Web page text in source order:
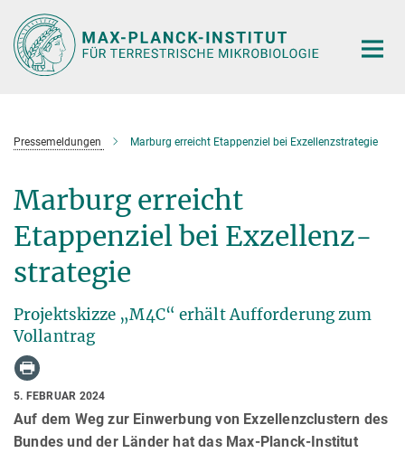
Hauptinhalt
Pressemeldungen Marburg erreicht Etappenziel bei Exzellenzstrategie
Marburg erreicht
Etappenziel bei Exzellenz-
strategie
Projektskizze „M4C“ erhält Aufforderung zum
Vollantrag
5. FEBRUAR 2024
Auf dem Weg zur Einwerbung von Exzellenzclustern des
Bundes und der Länder hat das Max-Planck-Institut